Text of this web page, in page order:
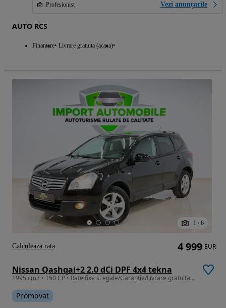
Profesionist Vezi anunțurile
AUTO RCS
Finantare Livrare gratuita (acasa)
1 / 6
Nissan Qashqai+2 2.0 dCi DPF 4x4 tekna
1995 cm3 • 150 CP • Rate fixe si egale/Garantie/Livrare gratuita la domiciliu
Promovat
4 999 EUR
Calculeaza rata